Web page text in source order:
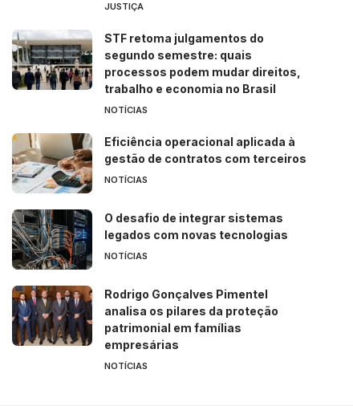
JUSTIÇA
STF retoma julgamentos do
segundo semestre: quais
processos podem mudar direitos,
trabalho e economia no Brasil
NOTÍCIAS
Eficiência operacional aplicada à
gestão de contratos com terceiros
NOTÍCIAS
O desafio de integrar sistemas
legados com novas tecnologias
NOTÍCIAS
Rodrigo Gonçalves Pimentel
analisa os pilares da proteção
patrimonial em famílias
empresárias
NOTÍCIAS